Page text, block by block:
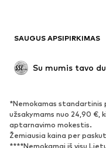
Proginiai
BATAI
Naujienos
SAUGUS APSIPIRKIMAS
Su mumis tavo
*Nemokamas
užsakymams nuo 24,90
aptarnavimo mokestis.
Žemiausia kaina per
****Nemokamai iš visų